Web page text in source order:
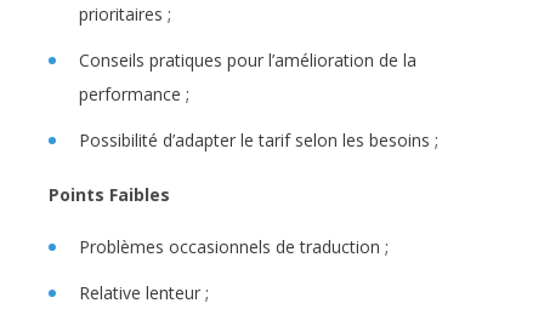
prioritaires ;
Conseils pratiques pour l’amélioration de la
performance ;
Possibilité d’adapter le tarif selon les besoins ;
Points Faibles
Problèmes occasionnels de traduction ;
Relative lenteur ;